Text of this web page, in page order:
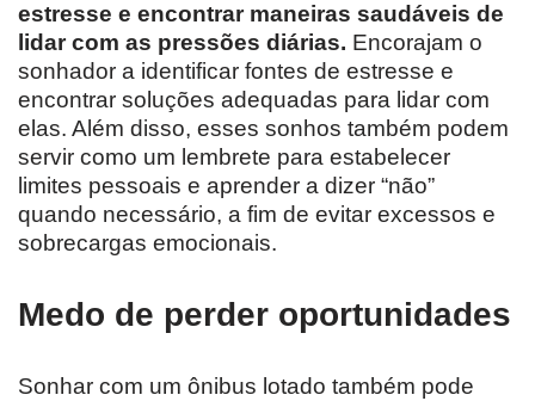
estresse e encontrar maneiras saudáveis ​​de
lidar com as pressões diárias. Encorajam o
sonhador a identificar fontes de estresse e
encontrar soluções adequadas para lidar com
elas. Além disso, esses sonhos também podem
servir como um lembrete para estabelecer
limites pessoais e aprender a dizer “não”
quando necessário, a fim de evitar excessos e
sobrecargas emocionais.
Medo de perder oportunidades
Sonhar com um ônibus lotado também pode